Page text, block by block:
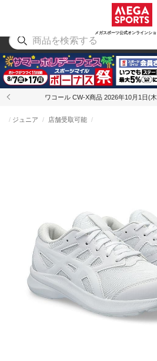
メガスポーツ公式オンラインシ
アウトドア
ワコール CW-X商品 2026年10月1日(
ジュニア 店舗受取可能